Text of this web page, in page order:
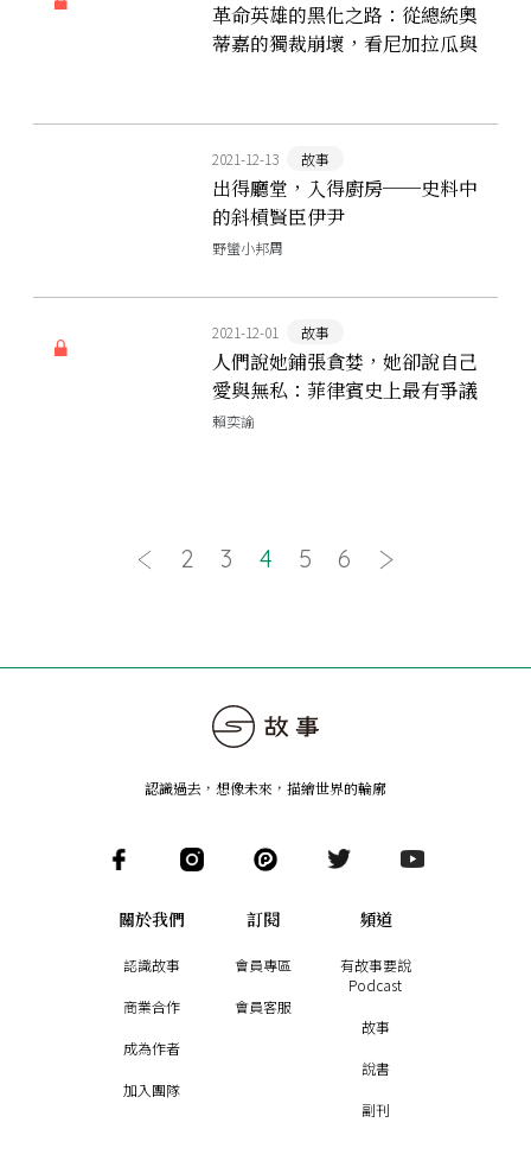
革命英雄的黑化之路：從總統奧
蒂嘉的獨裁崩壞，看尼加拉瓜與
2021-12-13 故事
出得廳堂，入得廚房──史料中
的斜槓賢臣伊尹
野蠻小邦周
2021-12-01 故事
人們說她鋪張貪婪，她卻說自己
愛與無私：菲律賓史上最有爭議
的第一夫人伊美黛
賴奕諭
2 3 4 5 6
認識過去，想像未來 ， 描繪世界的輪廓
關於我們
認識故事
商業合作
成為作者
加入團隊
訂閱
會員專區
會員客服
頻道
有故事要說
Podcast
故事
說書
副刊